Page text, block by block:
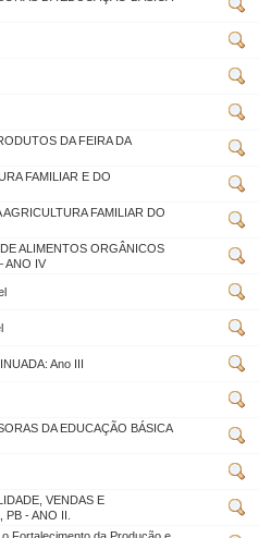
DA FEIRA DA
FAMILIAR E DO
FAMILIAR DO
ALIMENTOS ORGÂNICOS
ANO IV
Ano III
DA EDUCAÇÃO BÁSICA
VENDAS E
- ANO II.